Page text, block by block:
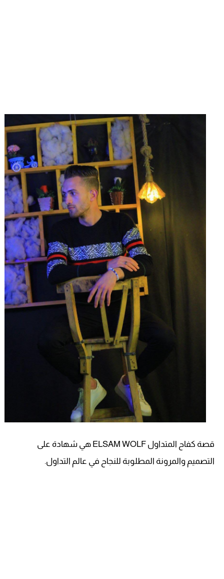
قصة كفاح المتداول ELSAM WOLF هي شهادة على
التصميم والمرونة المطلوبة للنجاح في عالم التداول.